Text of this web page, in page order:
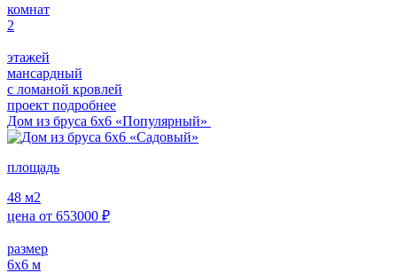
комнат
2
этажей
мансардный
с ломаной кровлей
проект подробнее
Дом из бруса 6х6 «Популярный»
площадь
48 м2
цена от 653000 ₽
размер
6х6 м